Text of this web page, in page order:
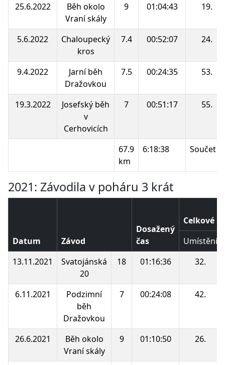
25.6.2022
Běh okolo
Vraní skály
9 01:04:43 19.
5.6.2022
Chaloupecký
kros
7.4 00:52:07 24.
9.4.2022
Jarní běh
Dražovkou
7.5 00:24:35 53.
19.3.2022
Josefský běh
v
Cerhovicích
7 00:51:17 55.
67.9
km
6:18:38 Součet
2021: Závodila v poháru 3 krát
Datum Závod
Dosažený
čas
Celkové
Umístění
13.11.2021
Svatojánská
20
18 01:16:36 32.
6.11.2021
Podzimní
běh
Dražovkou
7 00:24:08 42.
26.6.2021
Běh okolo
Vraní skály
9 01:10:50 26.